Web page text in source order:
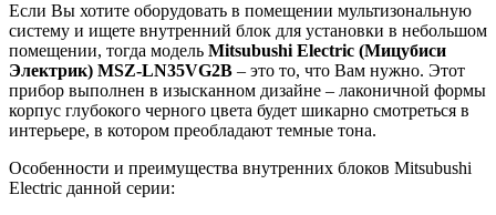
Если Вы хотите оборудовать в помещении мультизональную
систему и ищете внутренний блок для установки в небольшом
помещении, тогда модель Mitsubushi Electric (Мицубиси
Электрик) MSZ-LN35VG2B – это то, что Вам нужно. Этот
прибор выполнен в изысканном дизайне – лаконичной формы
корпус глубокого черного цвета будет шикарно смотреться в
интерьере, в котором преобладают темные тона.
Особенности и преимущества внутренних блоков Mitsubushi
Electric данной серии: